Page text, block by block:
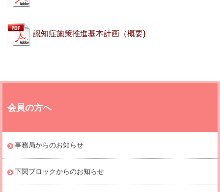
認知症施策推進基本計画（概要)
会員の方へ
事務局からのお知らせ
下関ブロックからのお知らせ